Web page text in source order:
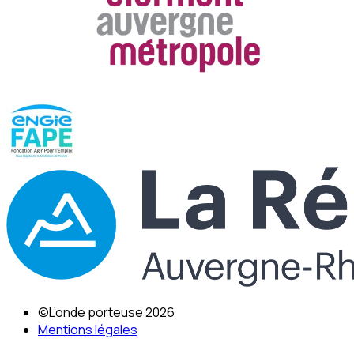
©L’onde porteuse 2026
Mentions légales